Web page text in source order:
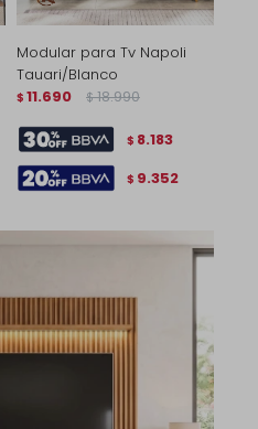
Modular para Tv Napoli
Tauari/Blanco
$ 11.690 $ 18.990
$ 8.183
$ 9.352